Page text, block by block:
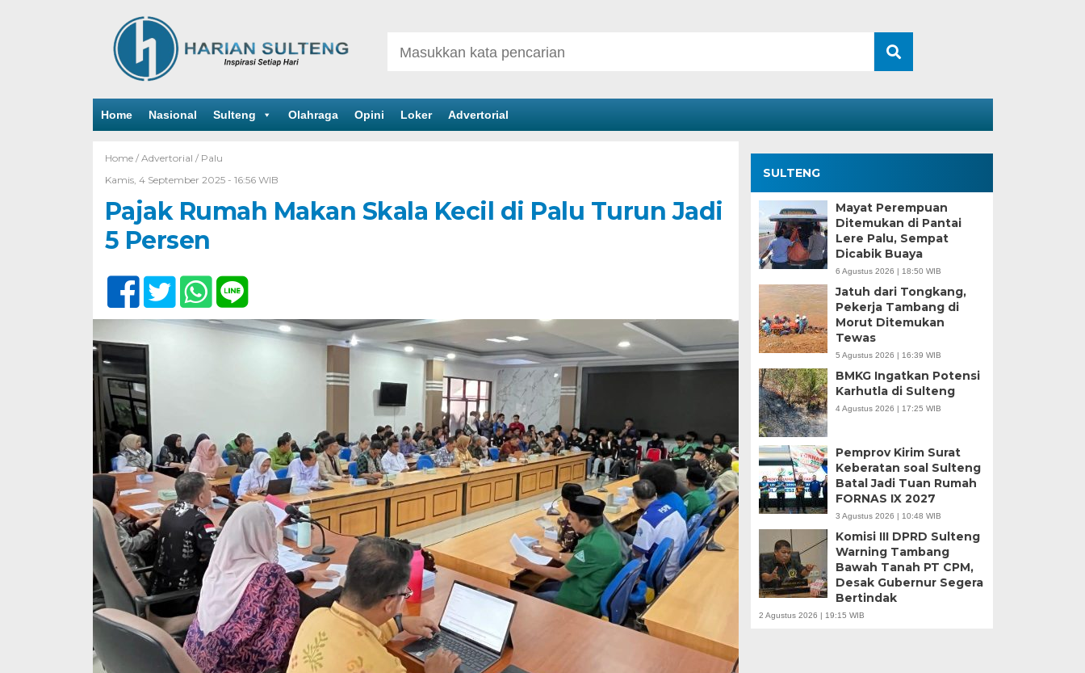
Home Nasional Sulteng Olahraga Opini Loker Advertorial
Home / Advertorial / Palu
Kamis, 4 September 2025 - 16:56 WIB
Pajak Rumah Makan Skala Kecil di Palu Turun Jadi
5 Persen
SULTENG
Mayat Perempuan
Ditemukan di Pantai
Lere Palu, Sempat
Dicabik Buaya
6 Agustus 2026 | 18:50 WIB
Jatuh dari Tongkang,
Pekerja Tambang di
Morut Ditemukan
Tewas
5 Agustus 2026 | 16:39 WIB
BMKG Ingatkan Potensi
Karhutla di Sulteng
4 Agustus 2026 | 17:25 WIB
Pemprov Kirim Surat
Keberatan soal Sulteng
Batal Jadi Tuan Rumah
FORNAS IX 2027
3 Agustus 2026 | 10:48 WIB
Komisi III DPRD Sulteng
Warning Tambang
Bawah Tanah PT CPM,
Desak Gubernur Segera
Bertindak
2 Agustus 2026 | 19:15 WIB